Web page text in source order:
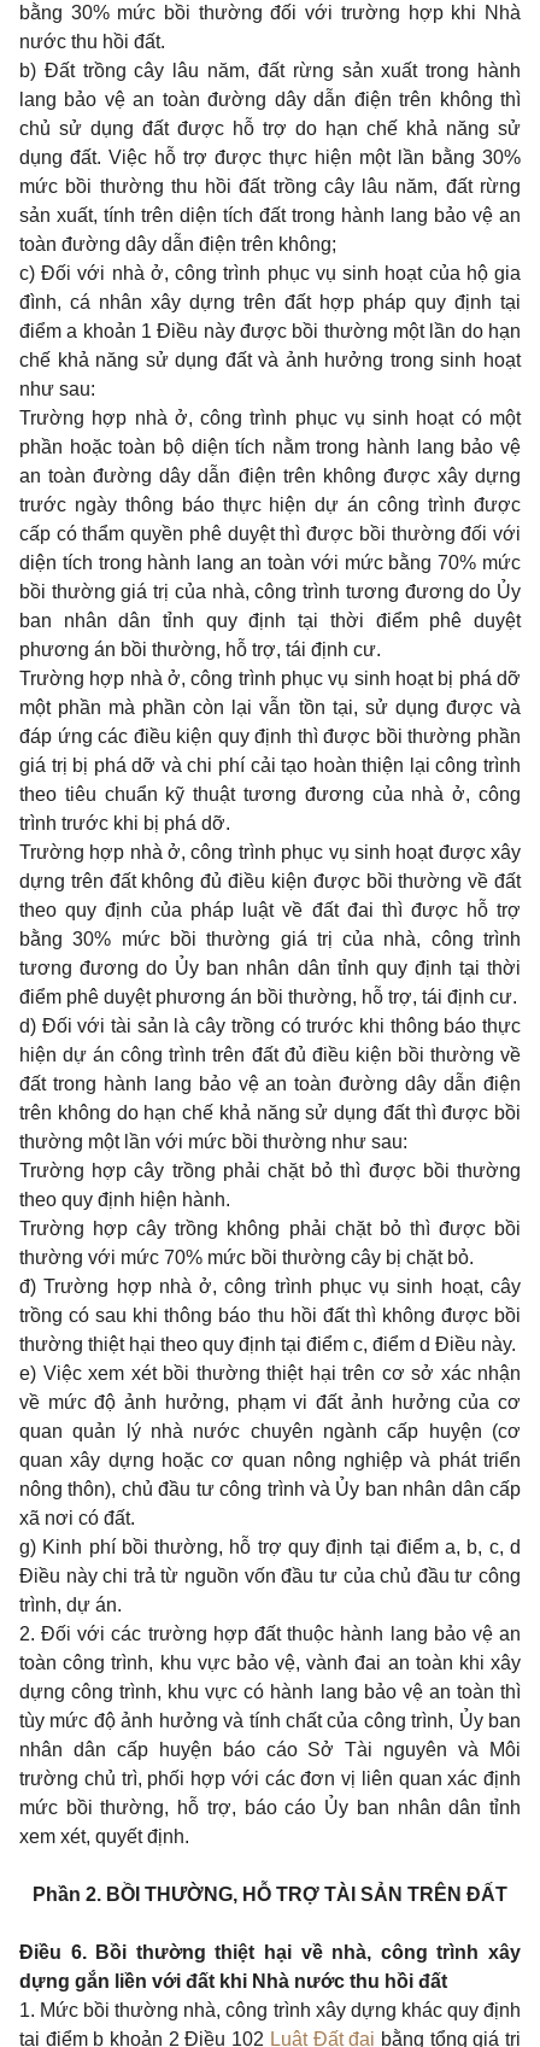
bằng 30% mức bồi thường đối với trường hợp khi Nhà
nước thu hồi đất.
b) Đất trồng cây lâu năm, đất rừng sản xuất trong hành
lang bảo vệ an toàn đường dây dẫn điện trên không thì
chủ sử dụng đất được hỗ trợ do hạn chế khả năng sử
dụng đất. Việc hỗ trợ được thực hiện một lần bằng 30%
mức bồi thường thu hồi đất trồng cây lâu năm, đất rừng
sản xuất, tính trên diện tích đất trong hành lang bảo vệ an
toàn đường dây dẫn điện trên không;
c) Đối với nhà ở, công trình phục vụ sinh hoạt của hộ gia
đình, cá nhân xây dựng trên đất hợp pháp quy định tại
điểm a khoản 1 Điều này được bồi thường một lần do hạn
chế khả năng sử dụng đất và ảnh hưởng trong sinh hoạt
như sau:
Trường hợp nhà ở, công trình phục vụ sinh hoạt có một
phần hoặc toàn bộ diện tích nằm trong hành lang bảo vệ
an toàn đường dây dẫn điện trên không được xây dựng
trước ngày thông báo thực hiện dự án công trình được
cấp có thẩm quyền phê duyệt thì được bồi thường đối với
diện tích trong hành lang an toàn với mức bằng 70% mức
bồi thường giá trị của nhà, công trình tương đương do Ủy
ban nhân dân tỉnh quy định tại thời điểm phê duyệt
phương án bồi thường, hỗ trợ, tái định cư.
Trường hợp nhà ở, công trình phục vụ sinh hoạt bị phá dỡ
một phần mà phần còn lại vẫn tồn tại, sử dụng được và
đáp ứng các điều kiện quy định thì được bồi thường phần
giá trị bị phá dỡ và chi phí cải tạo hoàn thiện lại công trình
theo tiêu chuẩn kỹ thuật tương đương của nhà ở, công
trình trước khi bị phá dỡ.
Trường hợp nhà ở, công trình phục vụ sinh hoạt được xây
dựng trên đất không đủ điều kiện được bồi thường về đất
theo quy định của pháp luật về đất đai thì được hỗ trợ
bằng 30% mức bồi thường giá trị của nhà, công trình
tương đương do Ủy ban nhân dân tỉnh quy định tại thời
điểm phê duyệt phương án bồi thường, hỗ trợ, tái định cư.
d) Đối với tài sản là cây trồng có trước khi thông báo thực
hiện dự án công trình trên đất đủ điều kiện bồi thường về
đất trong hành lang bảo vệ an toàn đường dây dẫn điện
trên không do hạn chế khả năng sử dụng đất thì được bồi
thường một lần với mức bồi thường như sau:
Trường hợp cây trồng phải chặt bỏ thì được bồi thường
theo quy định hiện hành.
Trường hợp cây trồng không phải chặt bỏ thì được bồi
thường với mức 70% mức bồi thường cây bị chặt bỏ.
đ) Trường hợp nhà ở, công trình phục vụ sinh hoạt, cây
trồng có sau khi thông báo thu hồi đất thì không được bồi
thường thiệt hại theo quy định tại điểm c, điểm d Điều này.
e) Việc xem xét bồi thường thiệt hại trên cơ sở xác nhận
về mức độ ảnh hưởng, phạm vi đất ảnh hưởng của cơ
quan quản lý nhà nước chuyên ngành cấp huyện (cơ
quan xây dựng hoặc cơ quan nông nghiệp và phát triển
nông thôn), chủ đầu tư công trình và Ủy ban nhân dân cấp
xã nơi có đất.
g) Kinh phí bồi thường, hỗ trợ quy định tại điểm a, b, c, d
Điều này chi trả từ nguồn vốn đầu tư của chủ đầu tư công
trình, dự án.
2. Đối với các trường hợp đất thuộc hành lang bảo vệ an
toàn công trình, khu vực bảo vệ, vành đai an toàn khi xây
dựng công trình, khu vực có hành lang bảo vệ an toàn thì
tùy mức độ ảnh hưởng và tính chất của công trình, Ủy ban
nhân dân cấp huyện báo cáo Sở Tài nguyên và Môi
trường chủ trì, phối hợp với các đơn vị liên quan xác định
mức bồi thường, hỗ trợ, báo cáo Ủy ban nhân dân tỉnh
xem xét, quyết định.
Phần 2. BỒI THƯỜNG, HỖ TRỢ TÀI SẢN TRÊN ĐẤT
Điều 6. Bồi thường thiệt hại về nhà, công trình xây
dựng gắn liền với đất khi Nhà nước thu hồi đất
1. Mức bồi thường nhà, công trình xây dựng khác quy định
tại điểm b khoản 2 Điều 102 Luật Đất đai bằng tổng giá trị